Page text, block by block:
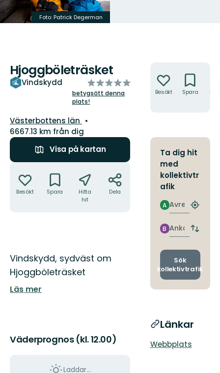
Foto: Patrick Degerman
Hjoggböleträsket
Vindskydd
av
5
stjärnor
betygsätt denna
plats!
Län:
Västerbottens län
6667.13 km från dig
Visa på kartan
Besökt Spara
Hitta
hit
Dela
Beskrivning
Vindskydd, sydväst om
Hjoggböleträsket
Läs mer
Väderprognos (kl. 12.00)
Laddar...
Besökt Spara
Ta dig hit
med
kollektivtr
afik
Avresa
A
Hitta
Ankomst
B
Byt
och
Sök
kollektivtrafik
Länkar
Webbplats